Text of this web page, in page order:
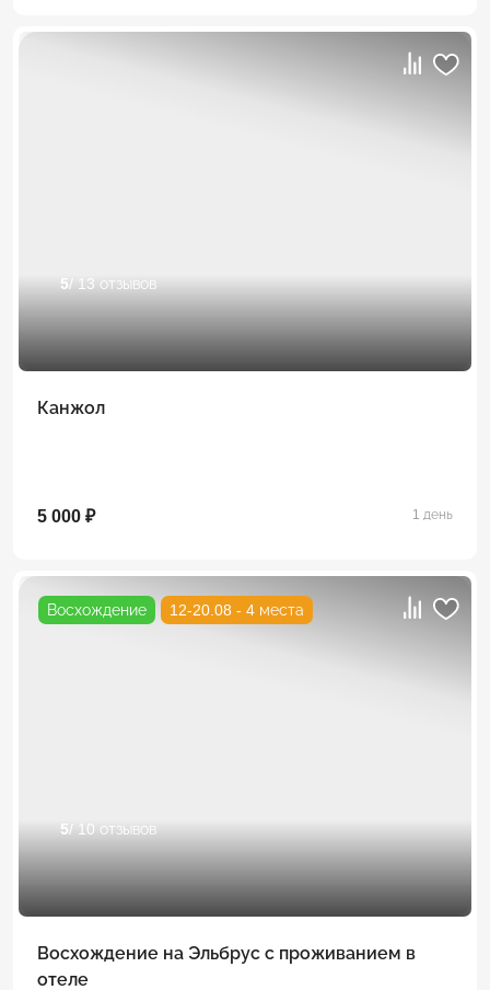
5/ 13 отзывов
Канжол
5 000 ₽ 1 день
Восхождение 12-20.08 - 4 места
5/ 10 отзывов
Восхождение на Эльбрус с проживанием в
отеле